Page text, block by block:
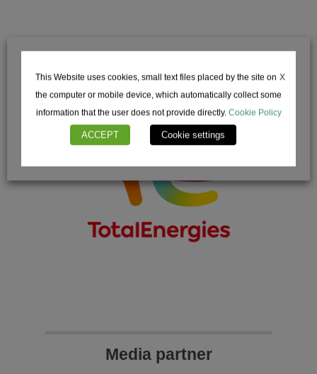
Media partner
Talk
Edizioni
Contatti
X
This Website uses cookies, small text files placed by the site on
the computer or mobile device, which automatically collect some
information that the user does not provide directly. Cookie Policy
ACCEPT Cookie settings